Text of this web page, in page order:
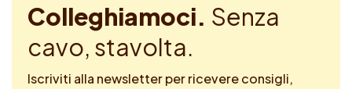
Colleghiamoci. Senza
cavo, stavolta.
Iscriviti alla newsletter per ricevere consigli,